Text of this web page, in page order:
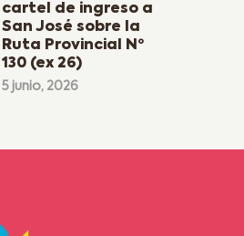
cartel de ingreso a
San José sobre la
Ruta Provincial Nº
130 (ex 26)
5 junio, 2026